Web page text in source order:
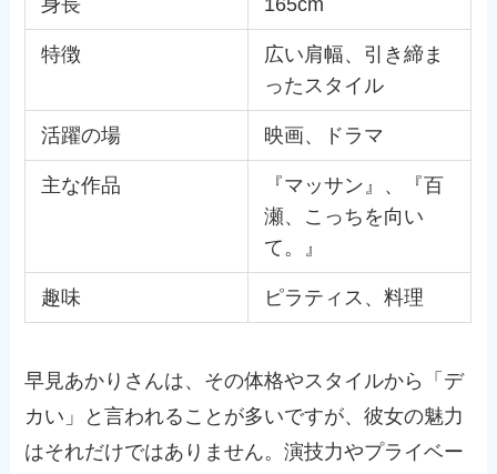
身長 165cm
特徴
広い肩幅、引き締ま
ったスタイル
活躍の場 映画、ドラマ
主な作品
『マッサン』、『百
瀬、こっちを向い
て。』
趣味 ピラティス、料理
早見あかりさんは、その体格やスタイルから「デ
カい」と言われることが多いですが、彼女の魅力
はそれだけではありません。演技力やプライベー